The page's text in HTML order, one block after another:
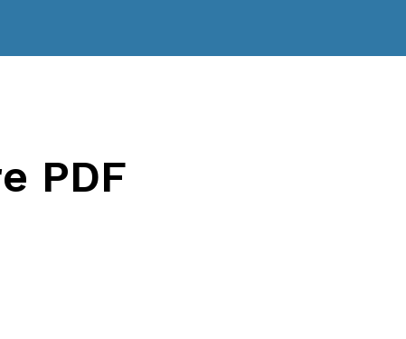
PDF